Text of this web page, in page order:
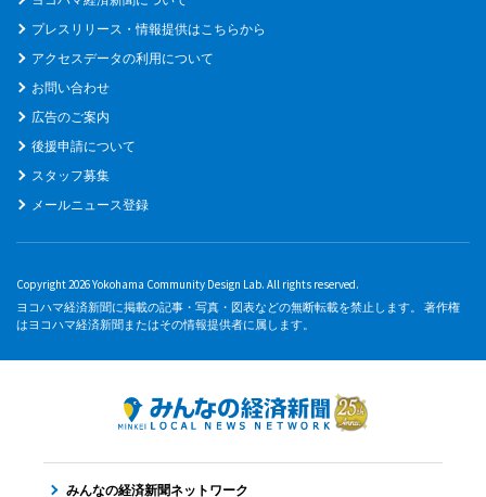
プレスリリース・情報提供はこちらから
アクセスデータの利用について
お問い合わせ
広告のご案内
後援申請について
スタッフ募集
メールニュース登録
Copyright 2026 Yokohama Community Design Lab. All rights reserved.
ヨコハマ経済新聞に掲載の記事・写真・図表などの無断転載を禁止します。 著作権
はヨコハマ経済新聞またはその情報提供者に属します。
みんなの経済新聞ネットワーク